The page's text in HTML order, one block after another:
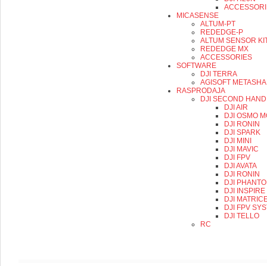
MICASENSE
ALTUM-PT
REDEDGE-P
ALTUM SENSOR
REDEDGE MX
ACCESSORIES
SOFTWARE
DJI TERRA
AGISOFT
RASPRODAJA
DJI SECOND HAND
DJI AIR
DJI OSMO
DJI RONIN
DJI SPARK
DJI MINI
DJI MAVIC
DJI FPV
DJI AVATA
DJI RONIN
DJI
DJI INSPIRE
DJI
DJI FPV
DJI TELLO
RC